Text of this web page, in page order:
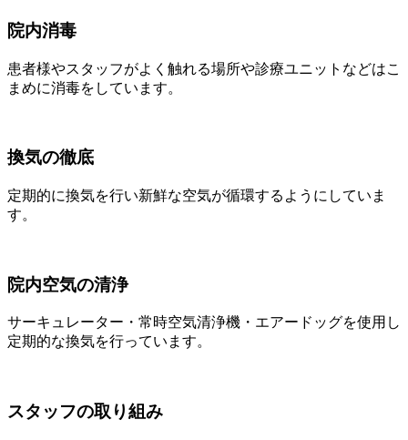
院内消毒
患者様やスタッフがよく触れる場所や診療ユニットなどはこ
まめに消毒をしています。
換気の徹底
定期的に換気を行い新鮮な空気が循環するようにしていま
す。
院内空気の清浄
サーキュレーター・常時空気清浄機・エアードッグを使用し
定期的な換気を行っています。
スタッフの取り組み